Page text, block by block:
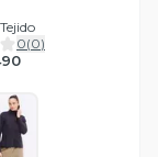
0(0)